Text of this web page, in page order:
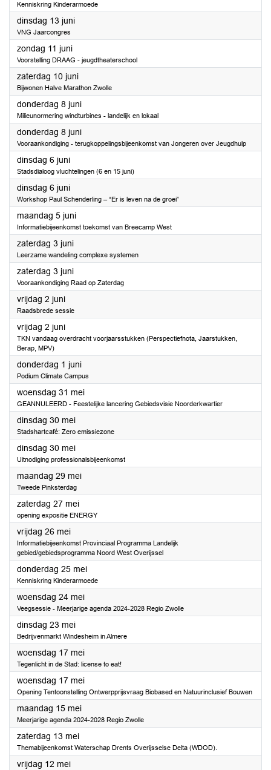
Kenniskring Kinderarmoede
dinsdag 13 juni2023
VNG Jaarcongres
zondag 11 juni2023
Voorstelling DRAAG - jeugdtheaterschool
zaterdag 10 juni2023
Bijwonen Halve Marathon Zwolle
donderdag 8 juni2023
Milieunormering windturbines - landelijk en lokaal
donderdag 8 juni2023
Vooraankondiging - terugkoppelingsbijeenkomst van Jongeren over Jeugdhulp
dinsdag 6 juni2023
Stadsdialoog vluchtelingen (6 en 15 juni)
dinsdag 6 juni2023
Workshop Paul Schenderling – “Er is leven na de groei”
maandag 5 juni2023
Informatiebijeenkomst toekomst van Breecamp West
zaterdag 3 juni2023
Leerzame wandeling complexe systemen
zaterdag 3 juni2023
Vooraankondiging Raad op Zaterdag
vrijdag 2 juni2023
Raadsbrede sessie
vrijdag 2 juni2023
TKN vandaag overdracht voorjaarsstukken (Perspectiefnota, Jaarstukken,
Berap, MPV)
donderdag 1 juni2023
Podium Climate Campus
woensdag 31 mei2023
GEANNULEERD - Feestelijke lancering Gebiedsvisie Noorderkwartier
dinsdag 30 mei2023
Stadshartcafé: Zero emissiezone
dinsdag 30 mei2023
Uitnodiging professionalsbijeenkomst
maandag 29 mei2023
Tweede Pinksterdag
zaterdag 27 mei2023
opening expositie ENERGY
vrijdag 26 mei2023
Informatiebijeenkomst Provinciaal Programma Landelijk
gebied/gebiedsprogramma Noord West Overijssel
donderdag 25 mei2023
Kenniskring Kinderarmoede
woensdag 24 mei2023
Veegsessie - Meerjarige agenda 2024-2028 Regio Zwolle
dinsdag 23 mei2023
Bedrijvenmarkt Windesheim in Almere
woensdag 17 mei2023
Tegenlicht in de Stad: license to eat!
woensdag 17 mei2023
Opening Tentoonstelling Ontwerpprijsvraag Biobased en Natuurinclusief Bouwen
maandag 15 mei2023
Meerjarige agenda 2024-2028 Regio Zwolle
zaterdag 13 mei2023
Themabijeenkomst Waterschap Drents Overijsselse Delta (WDOD).
vrijdag 12 mei2023